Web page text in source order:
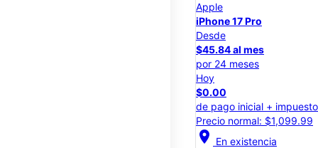
Apple
iPhone 17 Pro
Desde
$45.84 al mes
por 24 meses
Hoy
$0.00
de pago inicial +
Precio normal: $1,099.99
location_on En existencia